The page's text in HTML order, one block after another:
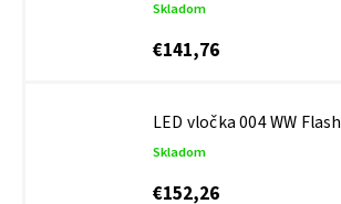
Skladom
€141,76
LED vločka 004 WW Flash
Skladom
€152,26